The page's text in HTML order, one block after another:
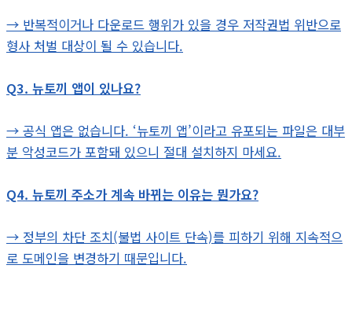
→ 반복적이거나 다운로드 행위가 있을 경우 저작권법 위반으로
형사 처벌 대상이 될 수 있습니다.
Q3. 뉴토끼 앱이 있나요?
→ 공식 앱은 없습니다. ‘뉴토끼 앱’이라고 유포되는 파일은 대부
분 악성코드가 포함돼 있으니 절대 설치하지 마세요.
Q4. 뉴토끼 주소가 계속 바뀌는 이유는 뭔가요?
→ 정부의 차단 조치(불법 사이트 단속)를 피하기 위해 지속적으
로 도메인을 변경하기 때문입니다.